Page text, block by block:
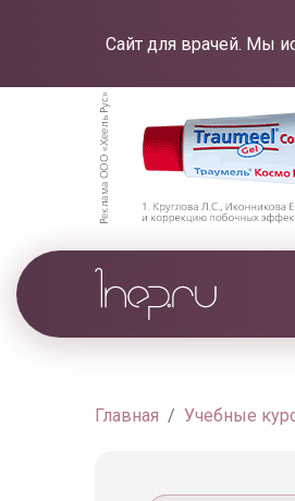
Сайт для врачей. Мы
Главная Учебные